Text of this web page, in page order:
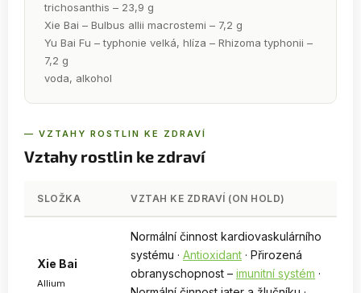
trichosanthis – 23,9 g
Xie Bai – Bulbus allii macrostemi – 7,2 g
Yu Bai Fu – typhonie velká, hlíza – Rhizoma typhonii –
7,2 g
voda, alkohol
— VZTAHY ROSTLIN KE ZDRAVÍ
Vztahy rostlin ke zdraví
SLOŽKA VZTAH KE ZDRAVÍ (ON HOLD)
Xie Bai
Allium
Normální činnost kardiovaskulárního
systému · Antioxidant · Přirozená
obranyschopnost – imunitní systém ·